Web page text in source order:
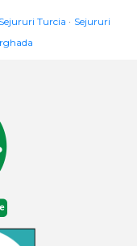
Sejururi Turcia
Sejururi